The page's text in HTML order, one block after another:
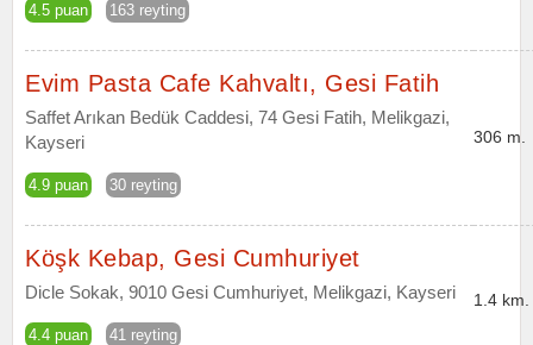
4.5 puan 163 reyting
Evim Pasta Cafe Kahvaltı, Gesi Fatih
Saffet Arıkan Bedük Caddesi, 74 Gesi Fatih, Melikgazi,
Kayseri
4.9 puan 30 reyting
306 m.
Köşk Kebap, Gesi Cumhuriyet
Dicle Sokak, 9010 Gesi Cumhuriyet, Melikgazi, Kayseri
4.4 puan 41 reyting
1.4 km.